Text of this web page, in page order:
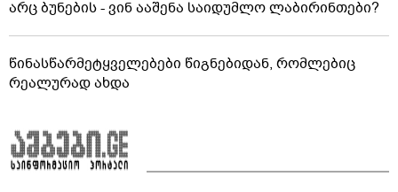
არც ბუნების - ვინ ააშენა საიდუმლო ლაბირინთები?
წინასწარმეტყველებები წიგნებიდან, რომლებიც
რეალურად ახდა